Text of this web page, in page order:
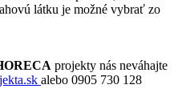
látku je možné vybrať zo
projekty nás neváhajte
alebo 0905 730 128